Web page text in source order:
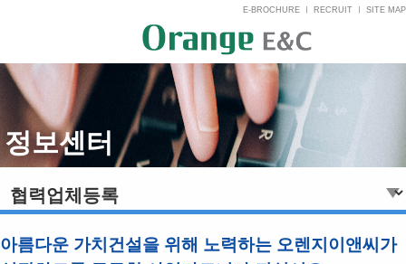
E-BROCHURE RECRUIT SITE MAP
정보센터
아름다운 가치건설을 위해 노력하는 오렌지이앤씨가